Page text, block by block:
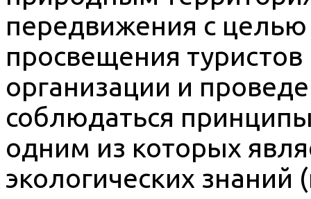
передвижения с целью
просвещения
организации и
соблюдаться
одним из которых
экологических